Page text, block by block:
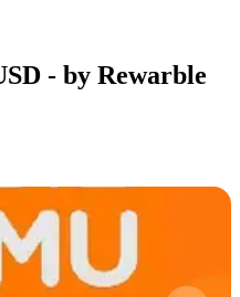
- by Rewarble